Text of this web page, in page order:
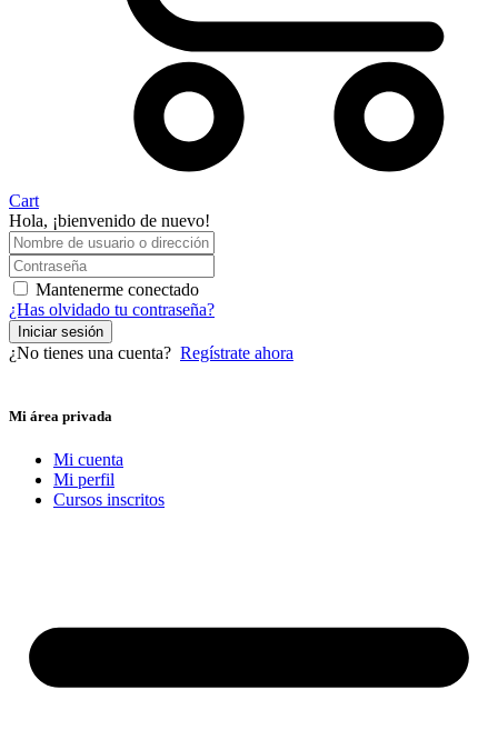
Cart
Hola, ¡bienvenido de nuevo!
Mantenerme conectado
¿Has olvidado tu contraseña?
Iniciar sesión
¿No tienes una cuenta? Regístrate ahora
Mi área privada
Mi cuenta
Mi perfil
Cursos inscritos